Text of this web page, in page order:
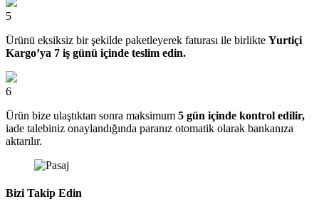
5
Ürünü eksiksiz bir şekilde paketleyerek faturası ile birlikte Yurtiçi
Kargo’ya 7 iş günü içinde teslim edin.
6
Ürün bize ulaştıktan sonra maksimum 5 gün içinde kontrol edilir,
iade talebiniz onaylandığında paranız otomatik olarak bankanıza
aktarılır.
Bizi Takip Edin